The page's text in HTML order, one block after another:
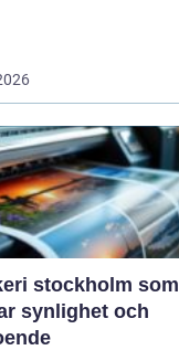
stockholm som
synlighet och